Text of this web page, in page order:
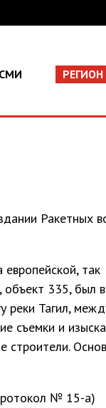
РЕГИОН
Ракетных
так
объект 335, был
реки Тагил,
съемки и
строители.
№ 15-а)